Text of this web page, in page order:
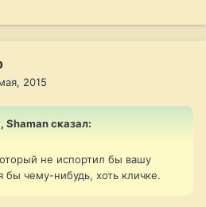
2015
Shaman сказал:
не испортил бы вашу
бы чему-нибудь, хоть кличке.